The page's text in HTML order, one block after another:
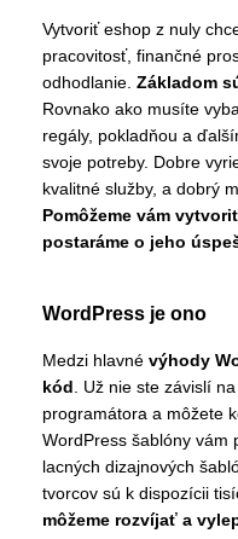
Vytvoriť eshop z nuly
pracovitosť, finančné
odhodlanie. Základom
Rovnako ako musíte
regály, pokladňou a
svoje potreby. Dobre
kvalitné služby, a dobrý
Pomôžeme vám
postaráme o jeho
WordPress je ono
Medzi hlavné výhody
kód. Už nie ste závislí
programátora a môžete
WordPress šablóny vám
lacných dizajnových
tvorcov sú k dispozícii
môžeme rozvíjať a